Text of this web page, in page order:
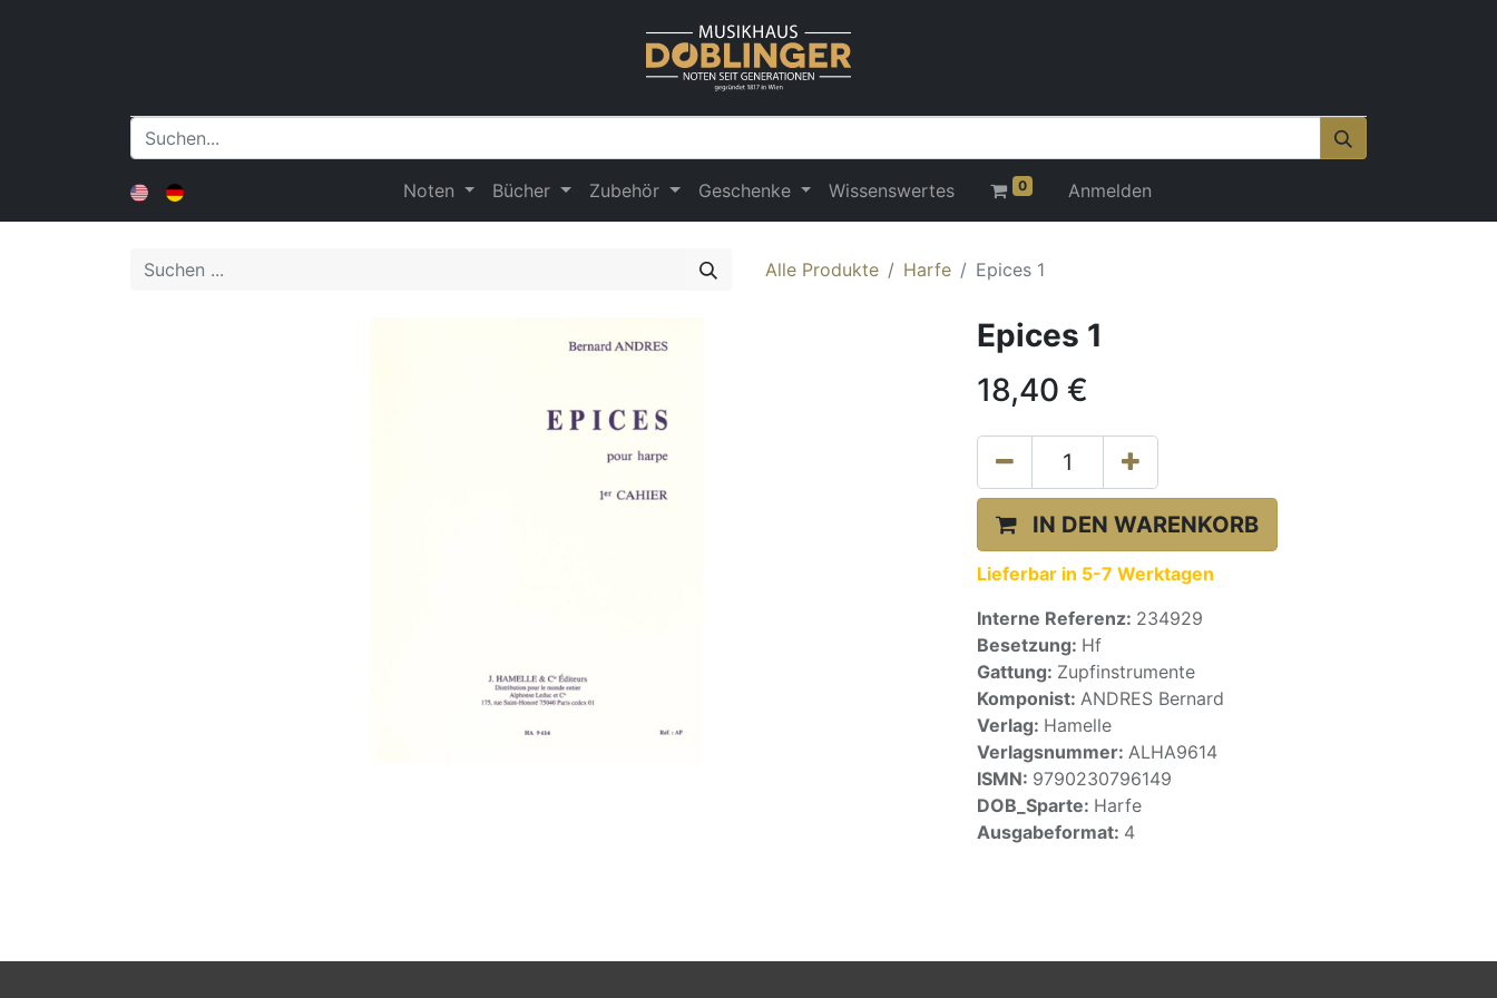
Noten Bücher Zubehör Geschenke Wissenswertes 0 Anmelden
Alle Produkte Harfe Epices 1
Epices 1
18,40 €
IN DEN WARENKORB
Lieferbar in 5-7 Werktagen
Interne Referenz: 234929
Besetzung: Hf
Gattung: Zupfinstrumente
Komponist: ANDRES Bernard
Verlag: Hamelle
Verlagsnummer: ALHA9614
ISMN: 9790230796149
DOB_Sparte: Harfe
Ausgabeformat: 4